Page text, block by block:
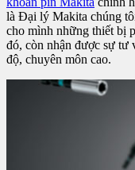
là Đại lý Makita chúng
cho mình những thiết bị
đó, còn nhận được sự tư
độ, chuyên môn cao.